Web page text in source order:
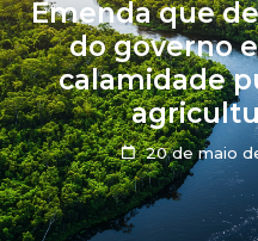
Emenda que
do governo
calamidade
20 de maio